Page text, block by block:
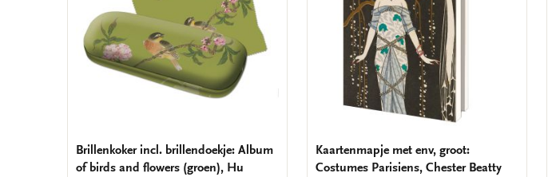
Brillenkoker incl. brillendoekje: Album
of birds and flowers (groen), Hu
Kaartenmapje met env, groot:
Costumes Parisiens, Chester Beatty